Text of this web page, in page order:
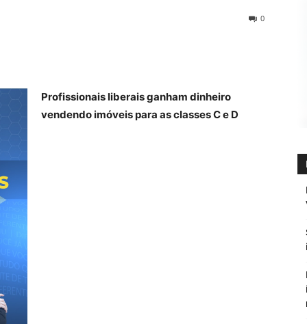
0
Profissionais liberais ganham dinheiro
vendendo imóveis para as classes C e D